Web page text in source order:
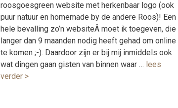
roosgoesgreen website met herkenbaar logo (ook
puur natuur en homemade by de andere Roos)! Een
hele bevalling zo’n websiteÂ moet ik toegeven, die
langer dan 9 maanden nodig heeft gehad om online
te komen ;-). Daardoor zijn er bij mij inmiddels ook
wat dingen gaan gisten van binnen waar … lees
verder >